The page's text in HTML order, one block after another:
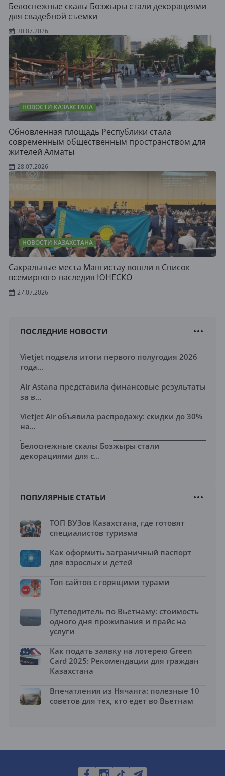
Белоснежные скалы Бозжыры стали декорациями
для свадебной съемки
30.07.2026
НОВОСТИ КАЗАХСТАНА
Обновленная площадь Республики стала
современным общественным пространством для
жителей Алматы
28.07.2026
НОВОСТИ КАЗАХСТАНА
Сакральные места Мангистау вошли в Список
всемирного наследия ЮНЕСКО
27.07.2026
ПОСЛЕДНИЕ НОВОСТИ
Vietjet подвела итоги первого полугодия 2026
года...
Air Astana представила финансовые результаты
за в...
Vietjet Air объявила распродажу: скидки до 30%
на...
Белоснежные скалы Бозжыры стали
декорациями для с...
ПОПУЛЯРНЫЕ СТАТЬИ
ТОП ВУЗов Казахстана, где готовят
специалистов туризма
Как оформить заграничный паспорт
для взрослых и детей
Топ сайтов с горящими турами
Путеводитель по Вьетнаму: стоимость
одного дня проживания и прайс на
услуги
Как подать заявку на лотерею Green
Card 2025: Рекомендации для граждан
Казахстана
Впечатления из Нячанга: полезные 10
советов для тех, кто едет во Вьетнам